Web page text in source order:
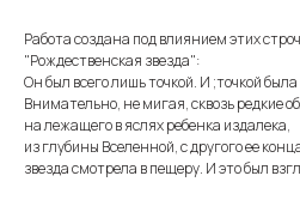
Работа создана под влиянием этих
"Рождественская звезда":
Он был всего лишь точкой. И ;точкой была
Внимательно, не мигая, сквозь редкие
на лежащего в яслях ребенка издалека,
из глубины Вселенной, с другого ее
звезда смотрела в пещеру. И это был